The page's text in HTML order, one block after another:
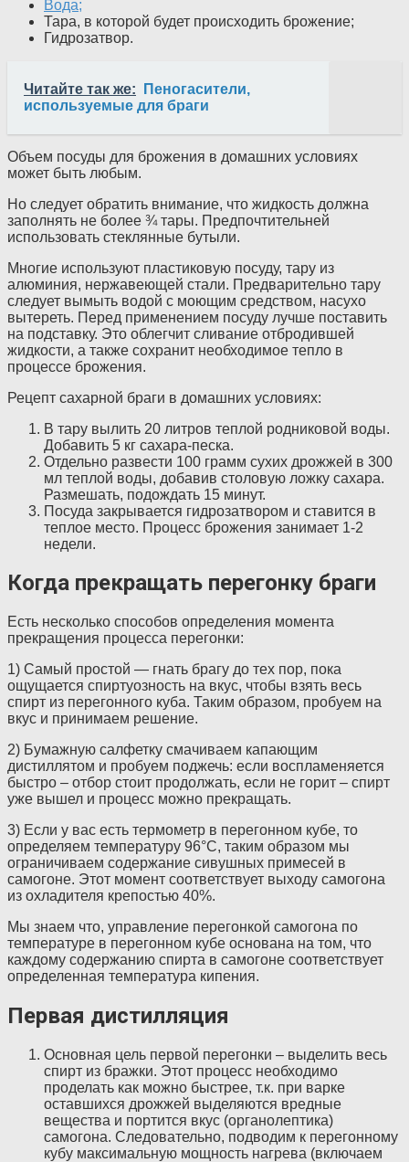
Вода;
Тара, в которой будет происходить брожение;
Гидрозатвор.
Читайте так же:
Пеногасители,
используемые для браги
Объем посуды для брожения в домашних условиях
может быть любым.
Но следует обратить внимание, что жидкость должна
заполнять не более ¾ тары. Предпочтительней
использовать стеклянные бутыли.
Многие используют пластиковую посуду, тару из
алюминия, нержавеющей стали. Предварительно тару
следует вымыть водой с моющим средством, насухо
вытереть. Перед применением посуду лучше поставить
на подставку. Это облегчит сливание отбродившей
жидкости, а также сохранит необходимое тепло в
процессе брожения.
Рецепт сахарной браги в домашних условиях:
В тару вылить 20 литров теплой родниковой воды.
Добавить 5 кг сахара-песка.
Отдельно развести 100 грамм сухих дрожжей в 300
мл теплой воды, добавив столовую ложку сахара.
Размешать, подождать 15 минут.
Посуда закрывается гидрозатвором и ставится в
теплое место. Процесс брожения занимает 1-2
недели.
Когда прекращать перегонку браги
Есть несколько способов определения момента
прекращения процесса перегонки:
1) Самый простой — гнать брагу до тех пор, пока
ощущается спиртуозность на вкус, чтобы взять весь
спирт из перегонного куба. Таким образом, пробуем на
вкус и принимаем решение.
2) Бумажную салфетку смачиваем капающим
дистиллятом и пробуем поджечь: если воспламеняется
быстро – отбор стоит продолжать, если не горит – спирт
уже вышел и процесс можно прекращать.
3) Если у вас есть термометр в перегонном кубе, то
определяем температуру 96°C, таким образом мы
ограничиваем содержание сивушных примесей в
самогоне. Этот момент соответствует выходу самогона
из охладителя крепостью 40%.
Мы знаем что, управление перегонкой самогона по
температуре в перегонном кубе основана на том, что
каждому содержанию спирта в самогоне соответствует
определенная температура кипения.
Первая дистилляция
Основная цель первой перегонки – выделить весь
спирт из бражки. Этот процесс необходимо
проделать как можно быстрее, т.к. при варке
оставшихся дрожжей выделяются вредные
вещества и портится вкус (органолептика)
самогона. Следовательно, подводим к перегонному
кубу максимальную мощность нагрева (включаем